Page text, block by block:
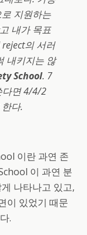
지원하는
내가 목표
의 서러
내키지는 않
School. 7
다면 4/4/2
다.
이란 과연 존
이 과연 분
나타나고 있고,
이 있었기 때문
.